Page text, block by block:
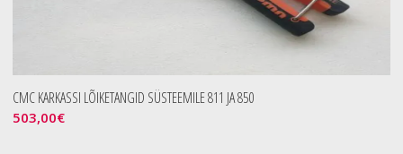
CMC KARKASSI LÕIKETANGID SÜSTEEMILE 811 JA 850
503,00€